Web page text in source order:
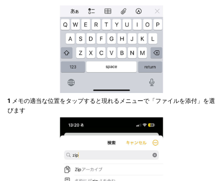
1 メモの適当な位置をタップすると現れるメニューで「ファイルを添付」を選
びます